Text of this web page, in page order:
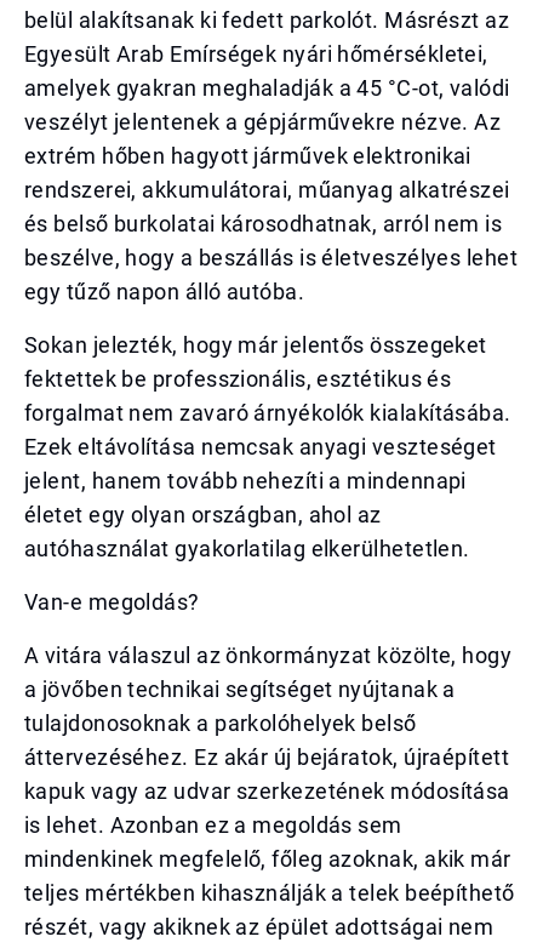
belül alakítsanak ki fedett parkolót. Másrészt az
Egyesült Arab Emírségek nyári hőmérsékletei,
amelyek gyakran meghaladják a 45 °C-ot, valódi
veszélyt jelentenek a gépjárművekre nézve. Az
extrém hőben hagyott járművek elektronikai
rendszerei, akkumulátorai, műanyag alkatrészei
és belső burkolatai károsodhatnak, arról nem is
beszélve, hogy a beszállás is életveszélyes lehet
egy tűző napon álló autóba.
Sokan jelezték, hogy már jelentős összegeket
fektettek be professzionális, esztétikus és
forgalmat nem zavaró árnyékolók kialakításába.
Ezek eltávolítása nemcsak anyagi veszteséget
jelent, hanem tovább nehezíti a mindennapi
életet egy olyan országban, ahol az
autóhasználat gyakorlatilag elkerülhetetlen.
Van-e megoldás?
A vitára válaszul az önkormányzat közölte, hogy
a jövőben technikai segítséget nyújtanak a
tulajdonosoknak a parkolóhelyek belső
áttervezéséhez. Ez akár új bejáratok, újraépített
kapuk vagy az udvar szerkezetének módosítása
is lehet. Azonban ez a megoldás sem
mindenkinek megfelelő, főleg azoknak, akik már
teljes mértékben kihasználják a telek beépíthető
részét, vagy akiknek az épület adottságai nem